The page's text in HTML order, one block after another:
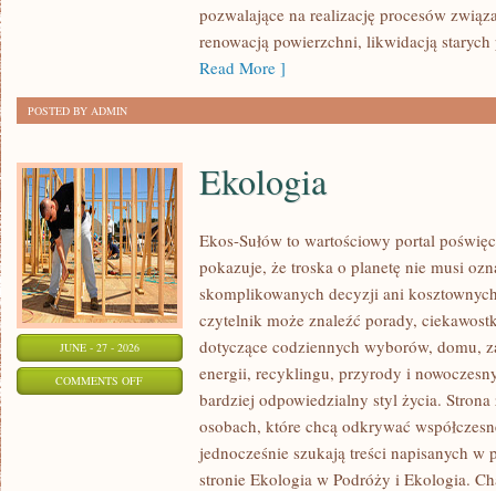
pozwalające na realizację procesów
renowacją powierzchni, likwidacją
Read More ]
POSTED BY ADMIN
JUNE - 27 - 2026
COMMENTS OFFON
Ekologia
Ekos-Sułów to wartościowy portal
pokazuje, że troska o planetę nie musi
skomplikowanych decyzji ani
czytelnik może znaleźć porady,
dotyczące codziennych wyborów, domu,
energii, recyklingu, przyrody i
bardziej odpowiedzialny styl życia. Strona
osobach, które chcą odkrywać
jednocześnie szukają treści napisanych w
stronie Ekologia w Podróży i Ekologia.